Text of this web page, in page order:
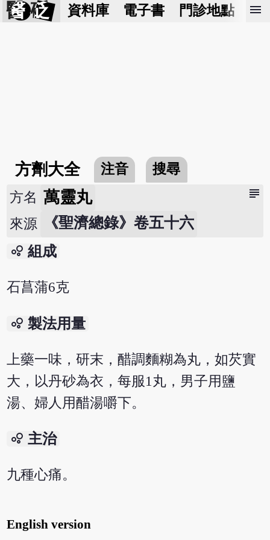
醫 砭 資料庫 電子書 門診地點 預
menu
方劑大全 注音 搜尋
subject
方名 萬靈丸
來源 《聖濟總錄》卷五十六
bubble_chart 組成
石菖蒲6克
bubble_chart 製法用量
上藥一味，研末，醋調麵糊為丸，如芡實
大，以丹砂為衣，每服1丸，男子用鹽
湯、婦人用醋湯嚼下。
bubble_chart 主治
九種心痛。
English version